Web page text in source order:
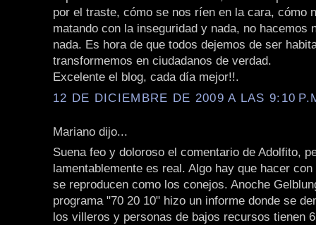
por el traste, cómo se nos ríen en la cara, cómo
matando con la inseguridad y nada, no hacemos
nada. Es hora de que todos dejemos de ser
transformemos en ciudadanos de verdad.
Excelente el blog, cada día mejor!!.
12 DE DICIEMBRE DE 2009 A LAS 9:10
Mariano dijo...
Suena feo y doloroso el comentario de Adolfito,
lamentablemente es real. Algo hay que hacer
se reproducen como los conejos. Anoche
programa "70 20 10" hizo un informe donde se
los villeros y personas de bajos recursos tienen